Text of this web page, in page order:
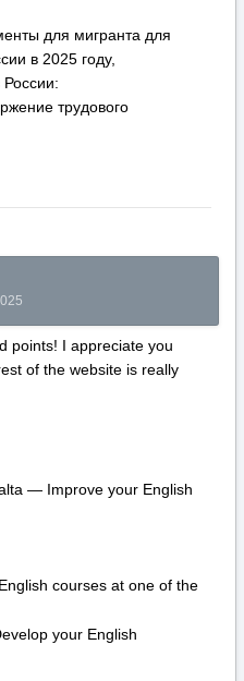
для мигранта для
в 2025 году,
России:
трудового
points! I appreciate you
of the website is really
— Improve your English
courses at one of the
your English